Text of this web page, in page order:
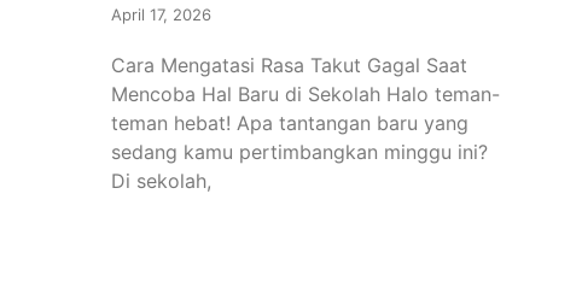
April 17, 2026
Cara Mengatasi Rasa Takut Gagal Saat
Mencoba Hal Baru di Sekolah Halo teman-
teman hebat! Apa tantangan baru yang
sedang kamu pertimbangkan minggu ini?
Di sekolah,